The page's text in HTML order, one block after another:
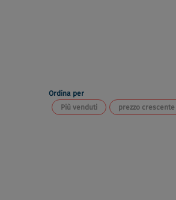
Ordina per
Più venduti
prezzo crescente